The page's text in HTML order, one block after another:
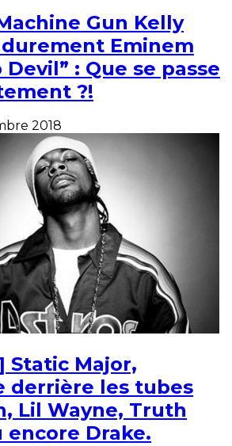
Gun Kelly
Eminem
Devil” : Que se passe
?!
2018
Static Major,
derrière les tubes
Lil Wayne, Truth
encore Drake.